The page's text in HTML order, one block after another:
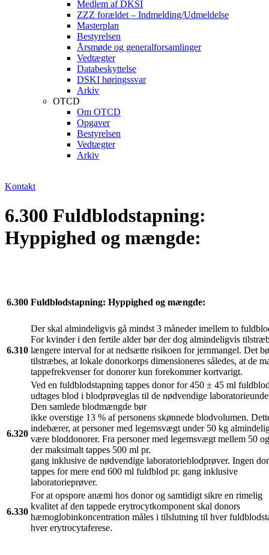
Medlem af DKSI
ZZZ forældet – Indmelding/Udmeldelse
Masterplan
Bestyrelsen
Årsmøde og generalforsamlinger
Vedtægter
Databeskyttelse
DSKI høringssvar
Arkiv
OTCD
Om OTCD
Opgaver
Bestyrelsen
Vedtægter
Arkiv
Kontakt
6.300 Fuldblodstapning:
Hyppighed og mængde:
6.300 Fuldblodstapning: Hyppighed og mængde:
6.310
Der skal almindeligvis gå mindst 3 måneder imellem to
For kvinder i den fertile alder bør der dog almindeligvis
længere interval for at nedsætte risikoen for jernmangel. Det
tilstræbes, at lokale donorkorps dimensioneres således, at de
tappefrekvenser for donorer kun forekommer kortvarigt.
6.320
Ved en fuldblodstapning tappes donor for 450 ± 45 ml
udtages blod i blodprøveglas til de nødvendige
Den samlede blodmængde bør
ikke overstige 13 % af personens skønnede blodvolumen.
indebærer, at personer med legemsvægt under 50 kg
være bloddonorer. Fra personer med legemsvægt mellem 50
der maksimalt tappes 500 ml pr.
gang inklusive de nødvendige laboratorieblodprøver. Ingen
tappes for mere end 600 ml fuldblod pr. gang inklusive
laboratorieprøver.
6.330
For at opspore anæmi hos donor og samtidigt sikre en rimelig
kvalitet af den tappede erytrocytkomponent skal donors
hæmoglobinkoncentration måles i tilslutning til hver
hver erytrocytaferese.